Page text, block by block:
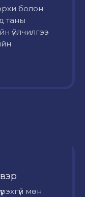
болон
таны
үйлчилгээ
мөн